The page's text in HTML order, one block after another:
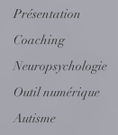
Présentation
Coaching
Neuropsychologie
Outil numérique
Autisme